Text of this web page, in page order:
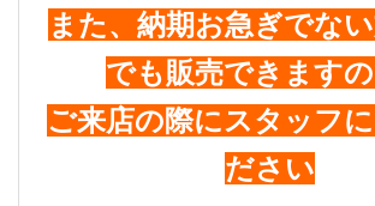
また、納期お急ぎでな
でも販売できますの
ご来店の際にスタッフ
ださい